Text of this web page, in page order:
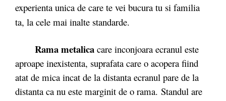
experienta unica de care te vei bucura tu si familia
ta, la cele mai inalte standarde.
Rama metalica care inconjoara ecranul este
aproape inexistenta, suprafata care o acopera fiind
atat de mica incat de la distanta ecranul pare de la
distanta ca nu este marginit de o rama. Standul are